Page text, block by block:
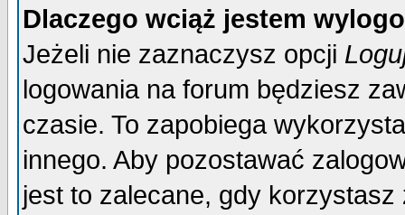
Dlaczego wciąż jestem
Jeżeli nie zaznaczysz opcji
logowania na forum będziesz
czasie. To zapobiega
innego. Aby pozostawać
jest to zalecane, gdy